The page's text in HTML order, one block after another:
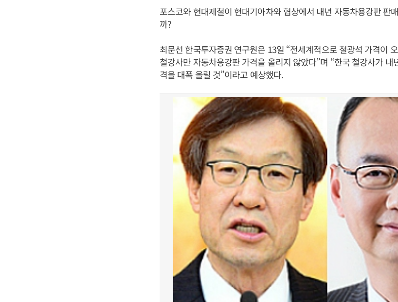
포스코와 현대제철이 현대기아차와 협상에서 내년 자동차용강판 판
까?
최문선 한국투자증권 연구원은 13일 “전세계적으로 철광석 가격이
철강사만 자동차용강판 가격을 올리지 않았다”며 “한국 철강사가 내
격을 대폭 올릴 것”이라고 예상했다.